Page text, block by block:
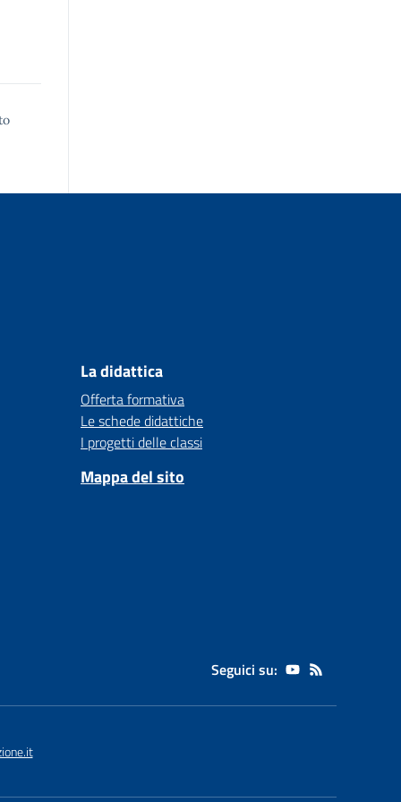
La didattica
Offerta formativa
Le schede didattiche
I progetti delle classi
Mappa del sito
Seguici su: